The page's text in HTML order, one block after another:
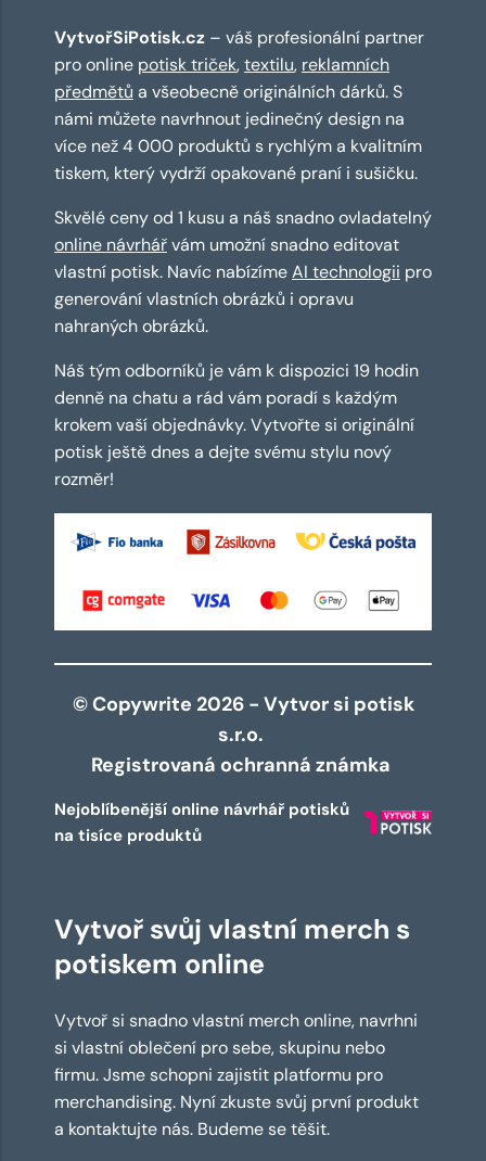
VytvořSiPotisk.cz – váš profesionální partner
pro online potisk triček,textilu, reklamních
předmětů a všeobecně originálních dárků. S
námi můžete navrhnout jedinečný design na
více než 4 000 produktů s rychlým a kvalitním
tiskem, který vydrží opakované praní i sušičku.
Skvělé ceny od 1 kusu a náš snadno ovladatelný
online návrhářvám umožní snadno editovat
vlastní potisk. Navíc nabízímeAI technologii pro
generování vlastních obrázků i opravu
nahraných obrázků.
Náš tým odborníků je vám k dispozici 19 hodin
denně na chatu a rád vám poradí s každým
krokem vaší objednávky. Vytvořte si originální
potisk ještě dnes a dejte svému stylu nový
rozměr!
© Copywrite 2026 - Vytvor si potisk
s.r.o.
Registrovaná ochranná známka
Nejoblíbenější online návrhář potisků
na tisíce produktů
Vytvoř svůj vlastní merch s
potiskem online
Vytvoř si snadno vlastní merch online, navrhni
si vlastní oblečení pro sebe, skupinu nebo
firmu. Jsme schopni zajistit platformu pro
merchandising. Nyní zkuste svůj první produkt
a kontaktujte nás. Budeme se těšit.